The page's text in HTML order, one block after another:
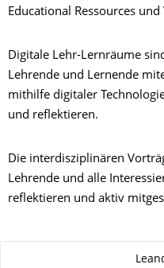
Educational Ressources und
Digitale Lehr-Lernräume
Lehrende und Lernende
mithilfe digitaler
und reflektieren.
Die interdisziplinären
Lehrende und alle
reflektieren und aktiv